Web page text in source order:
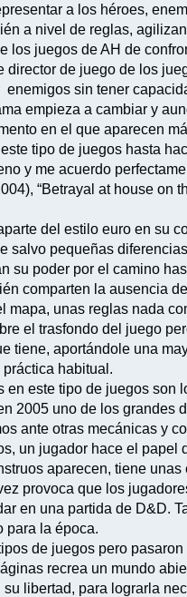
a los héroes,
a nivel de reglas,
los juegos de AH de
director de juego de los
sin tener
empieza a cambiar y
en el que aparecen
tipo de juegos hasta
y me acuerdo
“Betrayal at house
del estilo euro en
salvo pequeñas
su poder por el camino
comparten la ausencia
mapa, unas reglas nada
el trasfondo del juego
tiene, aportándole una
habitual.
este tipo de juegos
2005 uno de los
ante otras mecánicas y
un jugador hace el
aparecen, tiene
provoca que los
en una partida de D&D.
para la época.
de juegos pero
recrea un mundo
libertad, para lograrla